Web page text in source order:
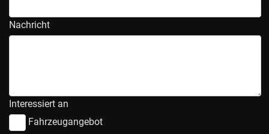
Nachricht
Interessiert an
Fahrzeugangebot